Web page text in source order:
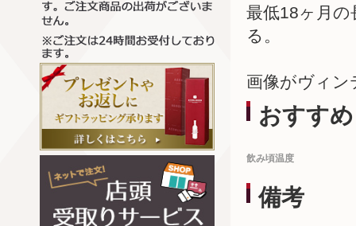
最低18ヶ月
る。
画像がヴィン
おすすめ
飲み頃温度
備考